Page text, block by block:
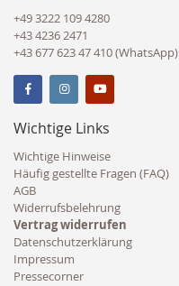
+49 3222 109 4280
+43 4236 2471
+43 677 623 47 410 (WhatsApp)
Wichtige Links
Wichtige Hinweise
Häufig gestellte Fragen (FAQ)
AGB
Widerrufsbelehrung
Vertrag widerrufen
Datenschutzerklärung
Impressum
Pressecorner